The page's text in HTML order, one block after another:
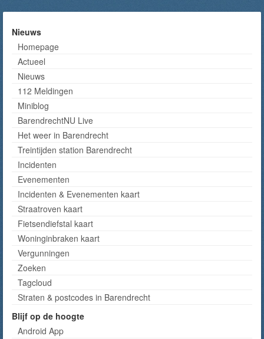
Nieuws
Homepage
Actueel
Nieuws
112 Meldingen
Miniblog
BarendrechtNU Live
Het weer in Barendrecht
Treintijden station Barendrecht
Incidenten
Evenementen
Incidenten & Evenementen kaart
Straatroven kaart
Fietsendiefstal kaart
Woninginbraken kaart
Vergunningen
Zoeken
Tagcloud
Straten & postcodes in Barendrecht
Blijf op de hoogte
Android App